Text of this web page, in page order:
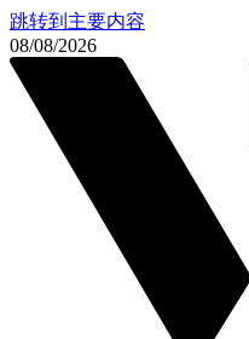
跳转到主要内容
08/08/2026